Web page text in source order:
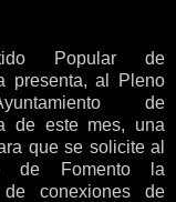
Popular de
presenta, al Pleno
de
de este mes, una
que se solicite al
de Fomento la
de conexiones de